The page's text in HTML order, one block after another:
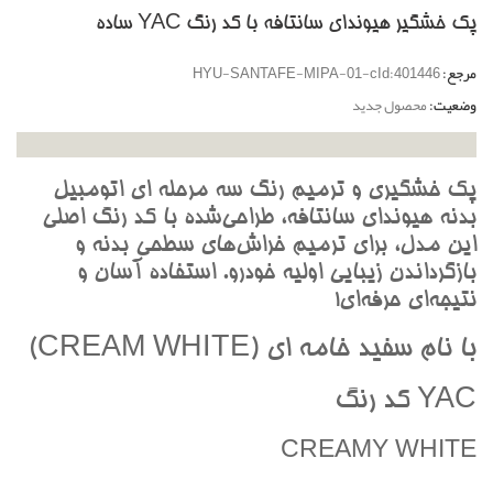
پک خشگير هیوندای سانتافه با کد رنگ YAC ساده
مرجع:HYU-SANTAFE-MIPA-01-cId:401446
وضعیت:محصول جدید
پک خشگيري و ترميم رنگ سه مرحله اي اتومبيل
بدنه هيونداي سانتافه، طراحي‌شده با کد رنگ اصلي
اين مدل، براي ترميم خراش‌هاي سطحي بدنه و
بازگرداندن زيبايي اوليه خودرو. استفاده آسان و
نتيجه‌اي حرفه‌اي!
با نام سفيد خامه اي (CREAM WHITE)
YAC کد رنگ
CREAMY WHITE